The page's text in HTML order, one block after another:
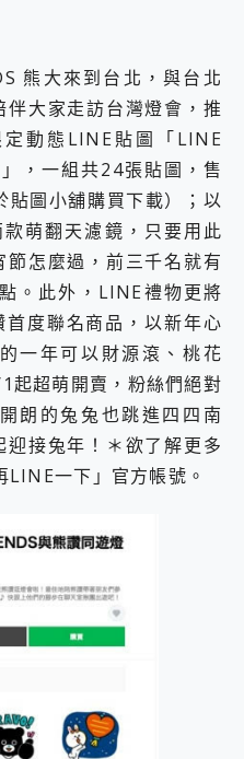
熊大來到台北，與台北
大家走訪台灣燈會，推
動態LINE貼圖「LINE
，一組共24張貼圖，售
貼圖小舖購買下載）；以
萌翻天濾鏡，只要用此
怎麼過，前三千名就有
。此外，LINE禮物更將
度聯名商品，以新年心
一年可以財源滾、桃花
起超萌開賣，粉絲們絕對
朗的兔兔也跳進四四南
接兔年！＊欲了解更多
一下」官方帳號。